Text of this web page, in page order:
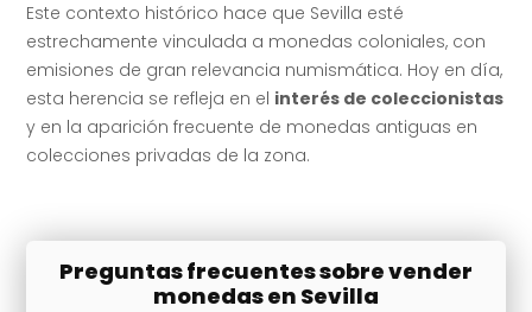
Este contexto histórico hace que Sevilla esté
estrechamente vinculada a monedas coloniales, con
emisiones de gran relevancia numismática. Hoy en día,
esta herencia se refleja en el interés de coleccionistas
y en la aparición frecuente de monedas antiguas en
colecciones privadas de la zona.
Preguntas frecuentes sobre vender
monedas en Sevilla